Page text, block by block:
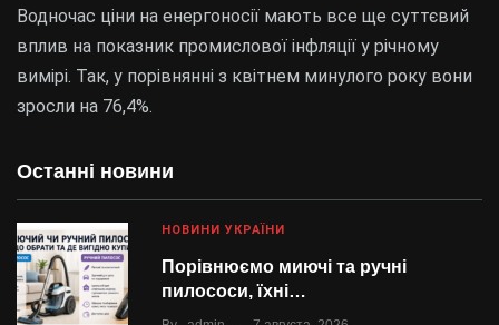
Останні новини
НОВИНИ УКРАЇНИ
Порівнюємо миючі та ручні
пилососи, їхні…
.
Водночас ціни на енергоносії мають все ще суттєвий
вплив на показник промислової інфляції у річному
вимірі. Так, у порівнянні з квітнем минулого року вони
зросли на 76,4%.